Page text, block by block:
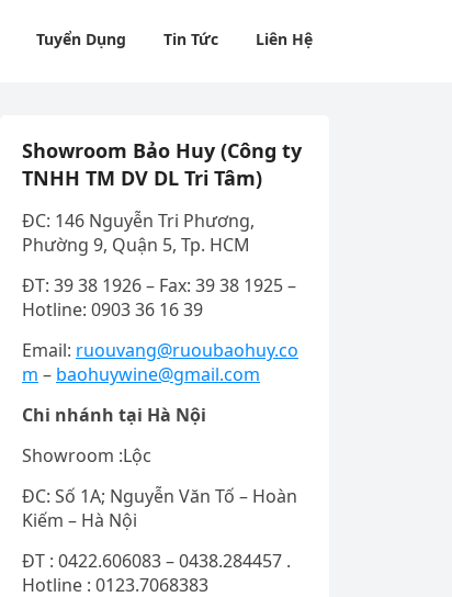
Tuyển Dụng Tin Tức Liên Hệ
Showroom Bảo Huy (Công ty
TNHH TM DV DL Tri Tâm)
ĐC: 146 Nguyễn Tri Phương,
Phường 9, Quận 5, Tp. HCM
ĐT: 39 38 1926 – Fax: 39 38 1925 –
Hotline: 0903 36 16 39
Email: ruouvang@ruoubaohuy.co
m – baohuywine@gmail.com
Chi nhánh tại Hà Nội
Showroom :Lộc
ĐC: Số 1A; Nguyễn Văn Tố – Hoàn
Kiếm – Hà Nội
ĐT : 0422.606083 – 0438.284457 .
Hotline : 0123.7068383